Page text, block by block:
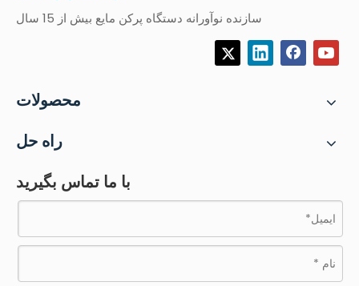
سازنده نوآورانه دستگاه پرکن مایع بیش از 15 سال
محصولات
راه حل
با ما تماس بگیرید